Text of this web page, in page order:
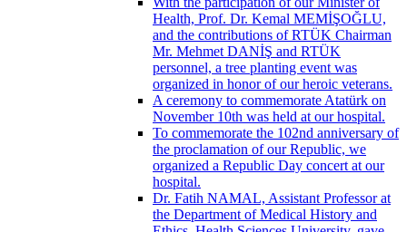
Health, Prof. Dr. Kemal MEMİŞOĞLU,
and the contributions of RTÜK Chairman
Mr. Mehmet DANİŞ and RTÜK
personnel, a tree planting event was
organized in honor of our heroic veterans.
A ceremony to commemorate Atatürk on
November 10th was held at our hospital.
To commemorate the 102nd anniversary of
the proclamation of our Republic, we
organized a Republic Day concert at our
hospital.
Dr. Fatih NAMAL, Assistant Professor at
the Department of Medical History and